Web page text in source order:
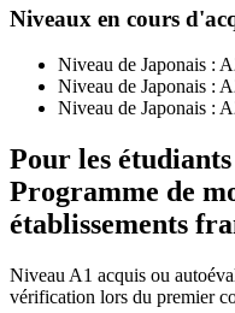
Niveaux en cours
Niveau de Japonais :
Niveau de Japonais :
Niveau de Japonais :
Pour les
Programme de
établissements
Niveau A1 acquis ou
vérification lors du premier